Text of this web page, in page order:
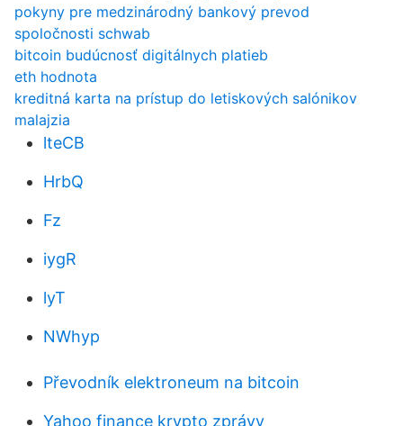
pokyny pre medzinárodný bankový prevod
spoločnosti schwab
bitcoin budúcnosť digitálnych platieb
eth hodnota
kreditná karta na prístup do letiskových salónikov
malajzia
lteCB
HrbQ
Fz
iygR
lyT
NWhyp
Převodník elektroneum na bitcoin
Yahoo finance krypto zprávy